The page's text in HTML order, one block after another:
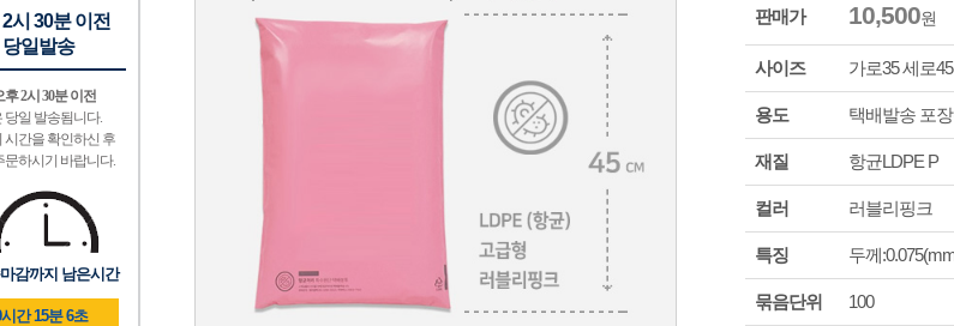
판매가 10,500원
사이즈 가로35세로45
용도 택배발송 포
재질 항균LDPE P
컬러 러블리핑크
특징 두께
묶음단위 100
시 30분 이전
일발송
후 2시 30분 이전
당일 발송됨니다.
시간을 확인하신 후
문하시기 바랍니다.
감까지 남은시간
간 15분 5초